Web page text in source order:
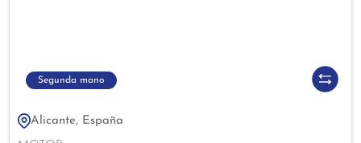
Segunda mano
Alicante, España